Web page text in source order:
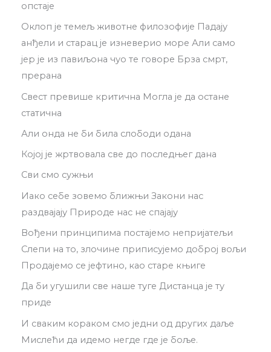
опстаје
Оклоп је темељ животне филозофије Падају
анђели и старац је изневерио море Али само
јер је из павиљона чуо те говоре Брза смрт,
прерана
Свест превише критична Могла је да остане
статична
Али онда не би била слободи одана
Којој је жртвовала све до последњег дана
Сви смо сужњи
Иако себе зовемо ближњи Закони нас
раздвајају Природе нас не спајају
Вођени принципима постајемо непријатељи
Слепи на то, злочине приписујемо доброј вољи
Продајемо се јефтино, као старе књиге
Да би угушили све наше туге Дистанца је ту
приде
И сваким кораком смо једни од других даље
Мислећи да идемо негде где је боље.